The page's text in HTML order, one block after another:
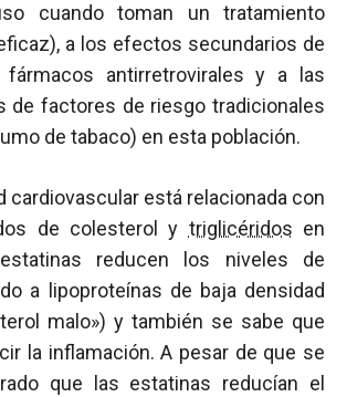
cuando toman un tratamiento
a los efectos secundarios de
fármacos antirretrovirales y a las
de factores de riesgo tradicionales
de tabaco) en esta población.
cardiovascular está relacionada con
de colesterol y triglicéridos en
reducen los niveles de
a lipoproteínas de baja densidad
malo») y también se sabe que
la inflamación. A pesar de que se
que las estatinas reducían el